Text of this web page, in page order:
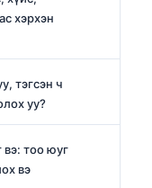
хэрхэн
тэгсэн ч
уу?
вэ: тоо юуг
вэ